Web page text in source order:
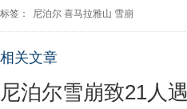
标签： 尼泊尔 喜马拉雅山 雪崩
相关文章
尼泊尔雪崩致21人